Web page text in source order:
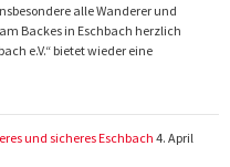
alle Wanderer und
Backes in Eschbach herzlich
e.V.“ bietet wieder eine
und sicheres Eschbach 4. April